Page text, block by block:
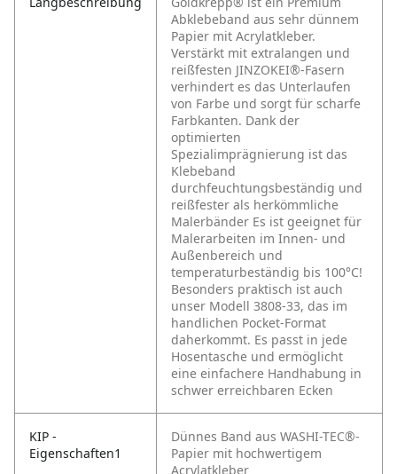
Abklebeband aus sehr dünnem
Papier mit Acrylatkleber.
Verstärkt mit extralangen und
reißfesten JINZOKEI®-Fasern
verhindert es das Unterlaufen
von Farbe und sorgt für scharfe
Farbkanten. Dank der
optimierten
Spezialimprägnierung ist das
Klebeband
durchfeuchtungsbeständig und
reißfester als herkömmliche
Malerbänder Es ist geeignet für
Malerarbeiten im Innen- und
Außenbereich und
temperaturbeständig bis 100°C!
Besonders praktisch ist auch
unser Modell 3808-33, das im
handlichen Pocket-Format
daherkommt. Es passt in jede
Hosentasche und ermöglicht
eine einfachere Handhabung in
schwer erreichbaren Ecken
KIP -
Eigenschaften1
Dünnes Band aus WASHI-TEC®-
Papier mit hochwertigem
Acrylatkleber